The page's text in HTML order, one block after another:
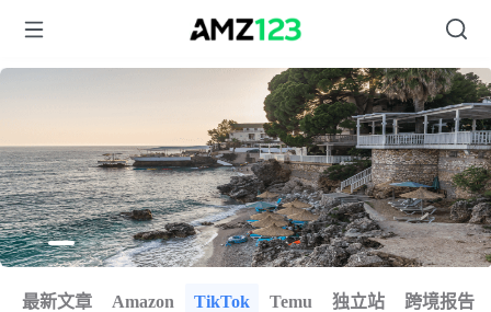
Item
1
最新文章 Amazon TikTok Temu 独立站 跨境报告